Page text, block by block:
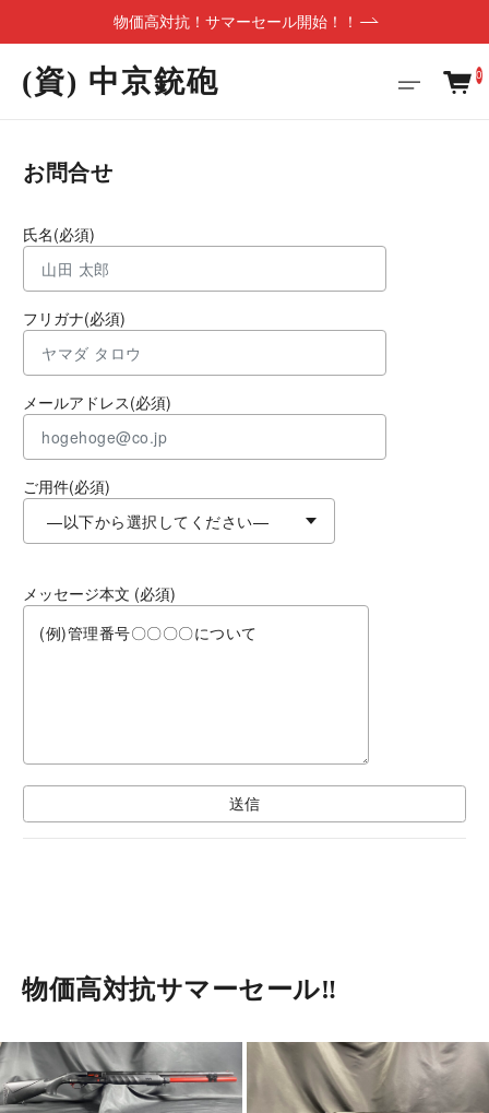
物価高対抗！サマーセール開始！！
(資) 中京銃砲 0
お問合せ
氏名(必須)
フリガナ(必須)
メールアドレス(必須)
ご用件(必須)
メッセージ本文 (必須)
物価高対抗サマーセール‼︎